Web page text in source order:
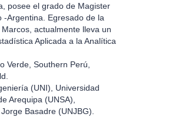
posee el grado de Magister
-Argentina. Egresado de la
actualmente lleva un
Aplicada a la Analítica
Verde, Southern Perú,
(UNI), Universidad
Arequipa (UNSA),
Basadre (UNJBG).